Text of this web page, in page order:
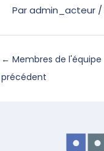
Paradmin_acteur /
← Membres de l'équipe
précédent